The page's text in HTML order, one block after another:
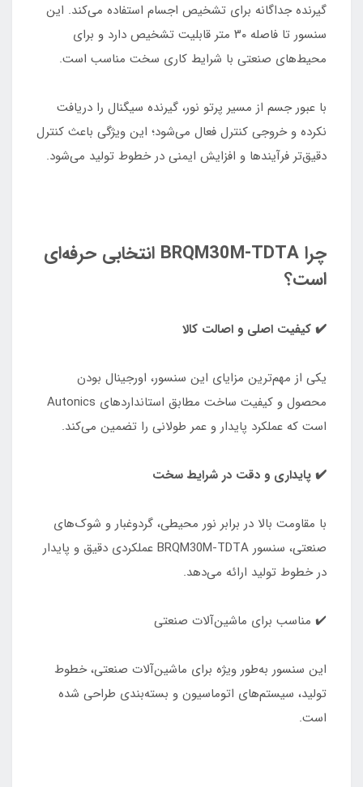
گیرنده جداگانه برای تشخیص اجسام استفاده می‌کند. این
سنسور تا فاصله ۳۰ متر قابلیت تشخیص دارد و برای
محیط‌های صنعتی با شرایط کاری سخت مناسب است.
با عبور جسم از مسیر پرتو نور، گیرنده سیگنال را دریافت
نکرده و خروجی کنترل فعال می‌شود؛ این ویژگی باعث کنترل
دقیق‌تر فرآیندها و افزایش ایمنی در خطوط تولید می‌شود.
چرا BRQM30M‑TDTA انتخابی حرفه‌ای
است؟
✔️ کیفیت اصلی و اصالت کالا
یکی از مهم‌ترین مزایای این سنسور، اورجینال بودن
محصول و کیفیت ساخت مطابق استانداردهای Autonics
است که عملکرد پایدار و عمر طولانی را تضمین می‌کند.
✔️ پایداری و دقت در شرایط سخت
با مقاومت بالا در برابر نور محیطی، گردوغبار و شوک‌های
صنعتی، سنسور BRQM30M‑TDTA عملکردی دقیق و پایدار
در خطوط تولید ارائه می‌دهد.
✔️ مناسب برای ماشین‌آلات صنعتی
این سنسور به‌طور ویژه برای ماشین‌آلات صنعتی، خطوط
تولید، سیستم‌های اتوماسیون و بسته‌بندی طراحی شده
است.